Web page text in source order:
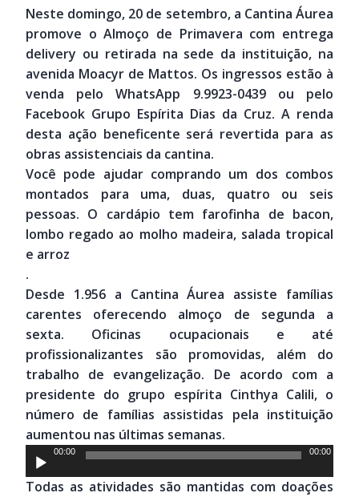
Neste domingo, 20 de setembro, a Cantina Áurea
promove o Almoço de Primavera com entrega
delivery ou retirada na sede da instituição, na
avenida Moacyr de Mattos. Os ingressos estão à
venda pelo WhatsApp 9.9923-0439 ou pelo
Facebook Grupo Espírita Dias da Cruz. A renda
desta ação beneficente será revertida para as
obras assistenciais da cantina.
Você pode ajudar comprando um dos combos
montados para uma, duas, quatro ou seis
pessoas. O cardápio tem farofinha de bacon,
lombo regado ao molho madeira, salada tropical
e arroz
.
Desde 1.956 a Cantina Áurea assiste famílias
carentes oferecendo almoço de segunda a
sexta. Oficinas ocupacionais e até
profissionalizantes são promovidas, além do
trabalho de evangelização. De acordo com a
presidente do grupo espírita Cinthya Calili, o
número de famílias assistidas pela instituição
aumentou nas últimas semanas.
Tocador
de
00:00 00:00
Todas as atividades são mantidas com doações